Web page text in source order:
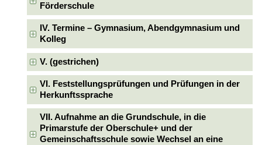
Förderschule
IV. Termine – Gymnasium, Abendgymnasium und
Kolleg
V. (gestrichen)
VI. Feststellungsprüfungen und Prüfungen in der
Herkunftssprache
VII. Aufnahme an die Grundschule, in die
Primarstufe der Oberschule+ und der
Gemeinschaftsschule sowie Wechsel an eine